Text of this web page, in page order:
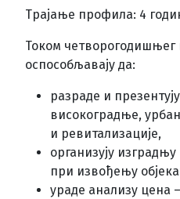
Трајање профила: 4
Током
оспособљавају да:
разраде и
високоградње,
и ревитализације,
организују
при извођењу
ураде анализу цена